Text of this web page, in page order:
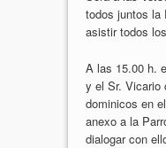
todos juntos la
asistir todos
A las 15.00 h.
y el Sr. Vicario
dominicos en
anexo a la
dialogar con